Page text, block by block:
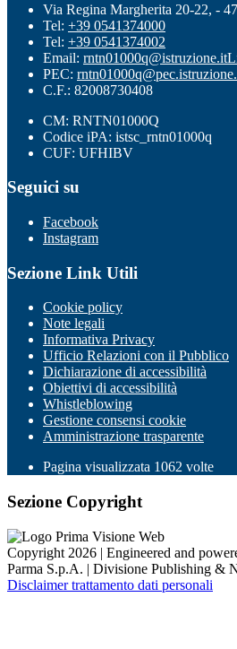
Via Regina Margherita 20-22, -
Tel: +39 0541374000
Tel: +39 0541374002
Email: rntn01000q@istruzione.it
PEC:
C.F.: 82008730408
CM: RNTN01000Q
Codice iPA: istsc_rntn01000q
CUF: UFHIBV
Seguici su
Facebook
Instagram
Sezione Link Utili
Cookie policy
Note legali
Informativa Privacy
Ufficio Relazioni con il Pubblico
Dichiarazione di accessibilità
Obiettivi di accessibilità
Whistleblowing
Gestione consensi cookie
Amministrazione trasparente
Pagina visualizzata 1062 volte
Sezione Copyright
Copyright 2026 | Engineered and
Parma S.p.A. | Divisione Publishing &
Disclaimer trattamento dati personali